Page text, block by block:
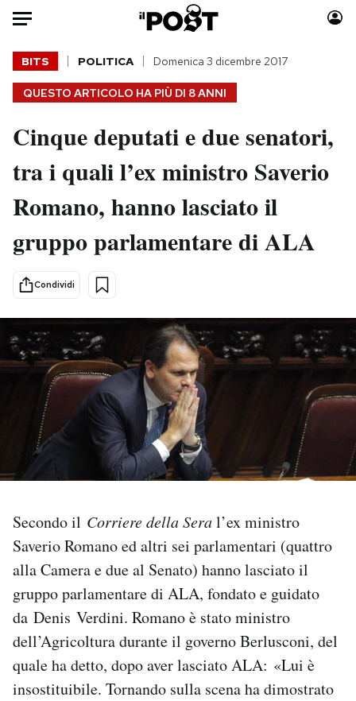
Auto
HOME
Italia
Politica
Tecnologia
Scienza
Cultura
Economia
Sport
Moda
Consumismi
Storie/Idee
Media
Mondiali calcio 2026
PODCAST
NEWSLETTER
SHOP
CALENDARIO
AREA PERSONALE
Area Personale
QUESTO ARTICOLO HA PIÙ DI 8 ANNI
BITS POLITICA Domenica 3 dicembre 2017
Cinque deputati e due senatori,
tra i quali l’ex ministro Saverio
Romano, hanno lasciato il
gruppo parlamentare di ALA
Condividi
Secondo il Corriere della Seral’ex ministro
Saverio Romano ed altri sei parlamentari (quattro
alla Camera e due al Senato) hanno lasciato il
gruppo parlamentare di ALA, fondato e guidato
da Denis Verdini. Romano è stato ministro
dell’Agricoltura durante il governo Berlusconi, del
quale ha detto, dopo aver lasciato ALA: «Lui è
insostituibile. Tornando sulla scena ha dimostrato